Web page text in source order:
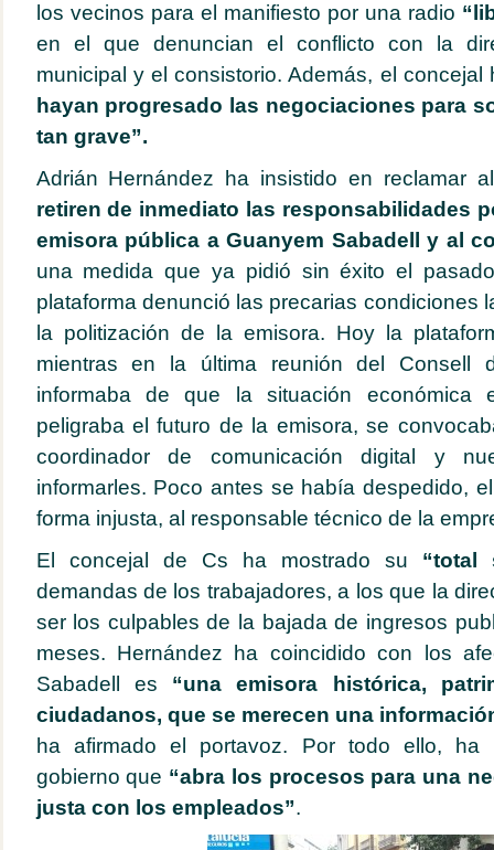
los vecinos para el manifiesto por una radio
en el que denuncian el conflicto con la
municipal y el consistorio. Además, el
hayan progresado las negociaciones para
tan grave”.
Adrián Hernández ha insistido en reclamar
retiren de inmediato las responsabilidades
emisora pública a Guanyem Sabadell y al
una medida que ya pidió sin éxito el
plataforma denunció las precarias condiciones
la politización de la emisora. Hoy la
mientras en la última reunión del Consell
informaba de que la situación económica
peligraba el futuro de la emisora, se
coordinador de comunicación digital y
informarles. Poco antes se había despedido,
forma injusta, al responsable técnico de la
El concejal de Cs ha mostrado su “total
demandas de los trabajadores, a los que la
ser los culpables de la bajada de ingresos
meses. Hernández ha coincidido con los
Sabadell es “una emisora histórica,
ciudadanos, que se merecen una
ha afirmado el portavoz. Por todo ello,
gobierno que “abra los procesos para una
justa con los empleados”.